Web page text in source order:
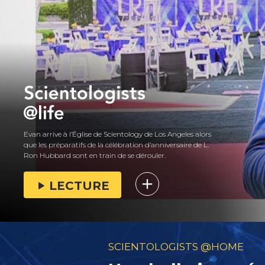
Evan arrive à l’Église de Scientology de Los Angeles alors
que les préparatifs de la célébration d’anniversaire de L.
Ron Hubbard sont en train de se dérouler.
LECTURE
SCIENTOLOGISTS @HOME